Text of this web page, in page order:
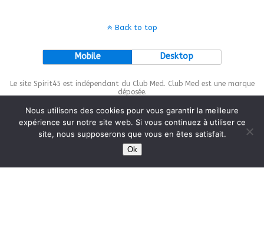
Back to top
Mobile Desktop
Le site Spirit45 est indépendant du Club Med. Club Med est une marque
déposée.
This site is protected bywp-copyrightpro.com
Nous utilisons des cookies pour vous garantir la meilleure
expérience sur notre site web. Si vous continuez à utiliser ce
site, nous supposerons que vous en êtes satisfait.
Ok